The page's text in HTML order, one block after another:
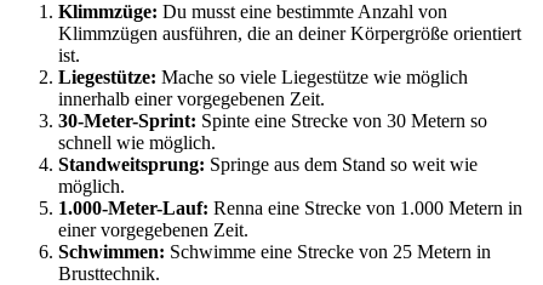
Klimmzüge: Du musst eine bestimmte Anzahl von
Klimmzügen ausführen, die an deiner Körpergröße orientiert
ist.
Liegestütze: Mache so viele Liegestütze wie möglich
innerhalb einer vorgegebenen Zeit.
30-Meter-Sprint: Spinte eine Strecke von 30 Metern so
schnell wie möglich.
Standweitsprung: Springe aus dem Stand so weit wie
möglich.
1.000-Meter-Lauf: Renna eine Strecke von 1.000 Metern in
einer vorgegebenen Zeit.
Schwimmen: Schwimme eine Strecke von 25 Metern in
Brusttechnik.